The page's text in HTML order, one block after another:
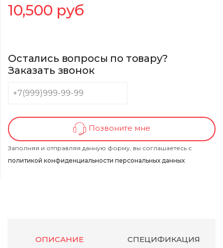
10,500 руб
Остались вопросы по товару?
Заказать звонок
Позвоните мне
Заполняя и отправляя данную форму, вы соглашаетесь с
политикой конфиденциальности персональных данных
ОПИСАНИЕ СПЕЦИФИКАЦИЯ